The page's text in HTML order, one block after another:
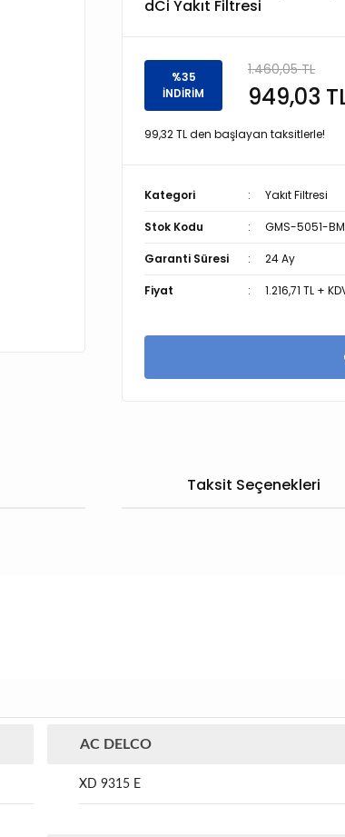
dCi Yakıt Filtresi
%35
İNDİRİM
1.460,05 TL
949,03
99,32 TL den başlayan taksitlerle!
Kategori Yakıt Filtresi
Stok Kodu GMS-5051-
Garanti Süresi 24 Ay
Fiyat 1.216,71 TL +
Taksit Seçenekleri
AC DELCO
XD 9315 E